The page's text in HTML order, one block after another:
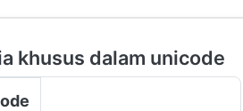
khusus dalam unicode